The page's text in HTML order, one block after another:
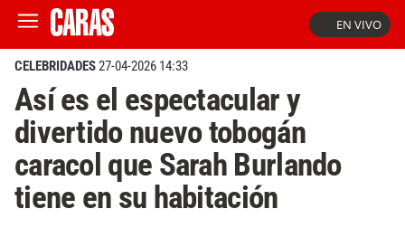
EN VIVO
CELEBRIDADES27-04-2026 14:33
Así es el espectacular y
divertido nuevo tobogán
caracol que Sarah Burlando
tiene en su habitación